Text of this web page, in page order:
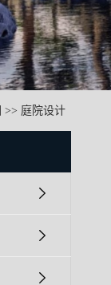
>> 庭院设计